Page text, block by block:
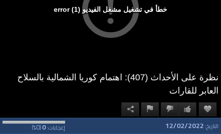
خطأ في تشغيل مشغل الفيديو (1) error
نظرة على الأحداث (407): اهتمام كوريا الشمالية بالسلاح
العابر للقارات
إعجابات:0
(
0
%) التاريخ: 12/02/2022